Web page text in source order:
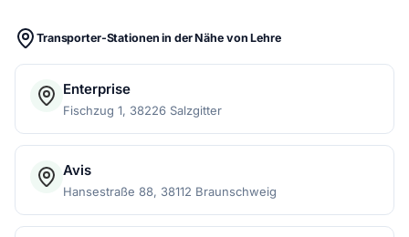
Transporter-Stationen in der Nähe von Lehre
Enterprise
Fischzug 1, 38226 Salzgitter
Avis
Hansestraße 88, 38112 Braunschweig